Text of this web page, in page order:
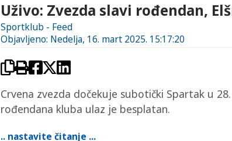
Uživo: Zvezda slavi rođendan,
Sportklub - Feed
Objavljeno: Nedelja, 16. mart 2025. 15:17:20
Crvena zvezda dočekuje subotički Spartak u
rođendana kluba ulaz je besplatan.
.. nastavite čitanje ...